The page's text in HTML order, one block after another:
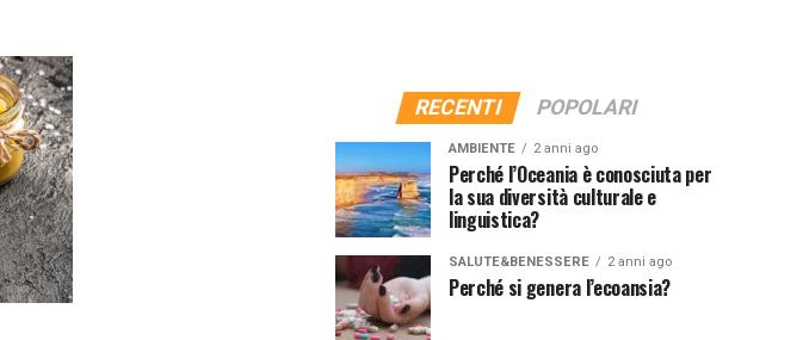
RECENTI POPOLARI
AMBIENTE 2 anni ago
Perché l’Oceania è conosciuta per
la sua diversità culturale e
linguistica?
SALUTE&BENESSERE 2 anni ago
Perché si genera l’ecoansia?